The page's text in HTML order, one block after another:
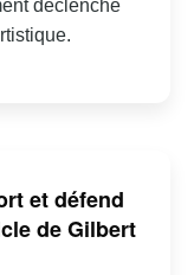
déclenché
et défend
de Gilbert